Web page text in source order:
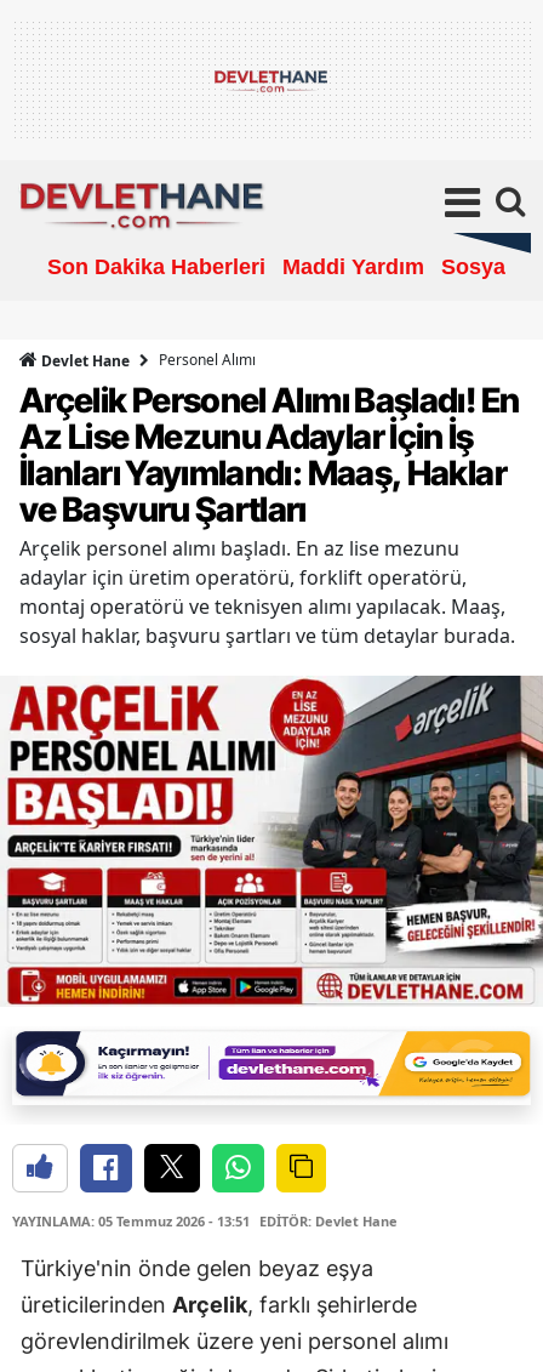
Son Dakika Haberleri Maddi Yardım Sosyal
Devlet Hane Personel Alımı
Arçelik Personel Alımı Başladı! En
Az Lise Mezunu Adaylar İçin İş
İlanları Yayımlandı: Maaş, Haklar
ve Başvuru Şartları
Arçelik personel alımı başladı. En az lise mezunu
adaylar için üretim operatörü, forklift operatörü,
montaj operatörü ve teknisyen alımı yapılacak. Maaş,
sosyal haklar, başvuru şartları ve tüm detaylar burada.
YAYINLAMA: 05 Temmuz 2026 - 13:51 EDİTÖR: Devlet Hane
Türkiye'nin önde gelen beyaz eşya
üreticilerinden Arçelik, farklı şehirlerde
görevlendirilmek üzere yeni personel alımı